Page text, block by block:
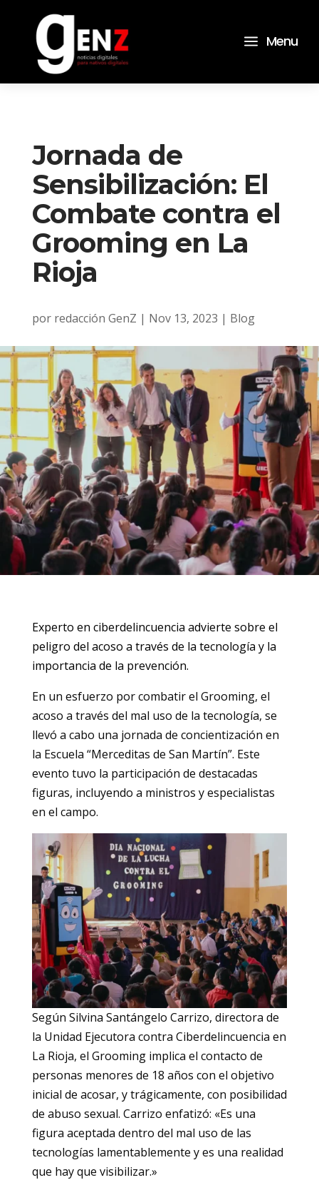
a Menu
Jornada de
Sensibilización: El
Combate contra el
Grooming en La
Rioja
por redacción GenZ | Nov 13, 2023 | Blog
Experto en ciberdelincuencia advierte sobre el
peligro del acoso a través de la tecnología y la
importancia de la prevención.
En un esfuerzo por combatir el Grooming, el
acoso a través del mal uso de la tecnología, se
llevó a cabo una jornada de concientización en
la Escuela “Merceditas de San Martín”. Este
evento tuvo la participación de destacadas
figuras, incluyendo a ministros y especialistas
en el campo.
Según Silvina Santángelo Carrizo, directora de
la Unidad Ejecutora contra Ciberdelincuencia en
La Rioja, el Grooming implica el contacto de
personas menores de 18 años con el objetivo
inicial de acosar, y trágicamente, con posibilidad
de abuso sexual. Carrizo enfatizó: «Es una
figura aceptada dentro del mal uso de las
tecnologías lamentablemente y es una realidad
que hay que visibilizar.»